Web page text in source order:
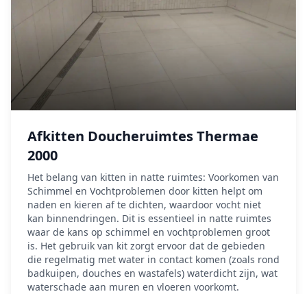
Afkitten Doucheruimtes Thermae
2000
Het belang van kitten in natte ruimtes: Voorkomen van
Schimmel en Vochtproblemen door kitten helpt om
naden en kieren af te dichten, waardoor vocht niet
kan binnendringen. Dit is essentieel in natte ruimtes
waar de kans op schimmel en vochtproblemen groot
is. Het gebruik van kit zorgt ervoor dat de gebieden
die regelmatig met water in contact komen (zoals rond
badkuipen, douches en wastafels) waterdicht zijn, wat
waterschade aan muren en vloeren voorkomt.